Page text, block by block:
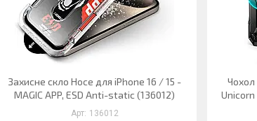
Захисне скло Hoce для iPhone 16 / 15 -
MAGIC APP, ESD Anti-static (136012)
136012
Чохол